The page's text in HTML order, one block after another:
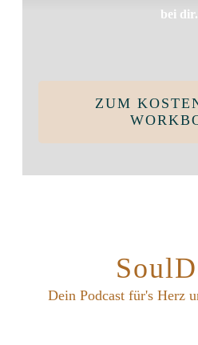
bei dir.
ZUM
Dein Podcast für's Herz